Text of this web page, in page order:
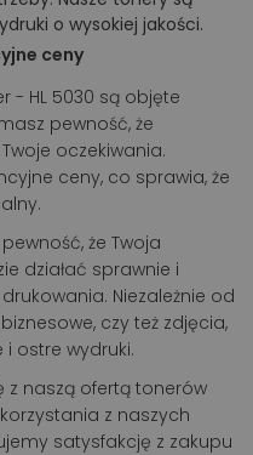
o wysokiej jakości.
ceny
- HL 5030 są objęte
pewność, że
oczekiwania.
ceny, co sprawia, że
że Twoja
działać sprawnie i
Niezależnie od
czy też zdjęcia,
ostre wydruki.
naszą ofertą tonerów
z naszych
satysfakcję z zakupu